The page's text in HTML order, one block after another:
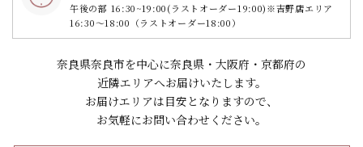
午後の部 16:30~19:00(ラストオーダー19:00)※吉野店エリア
16:30～18:00（ラストオーダー18:00）
奈良県奈良市を中心に奈良県・大阪府・京都府の
近隣エリアへお届けいたします。
お届けエリアは目安となりますので、
お気軽にお問い合わせください。